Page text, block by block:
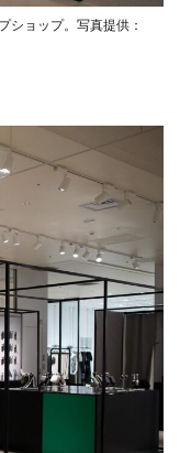
ショップ。写真提供：